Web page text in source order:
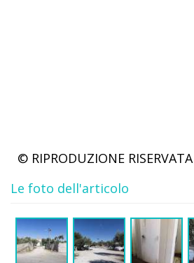
© RIPRODUZIONE RISERVATA
Le foto dell'articolo